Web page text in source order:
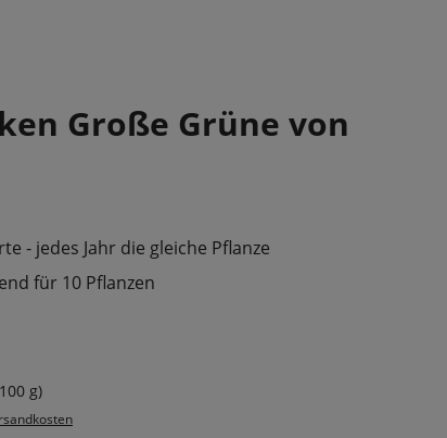
Große Grüne von
- jedes Jahr die gleiche Pflanze
für 10 Pflanzen
g)